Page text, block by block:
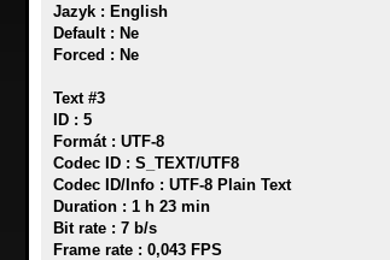
Jazyk : English
Default : Ne
Forced : Ne
Text #3
ID : 5
Formát : UTF-8
Codec ID : S_TEXT/UTF8
Codec ID/Info : UTF-8 Plain Text
Duration : 1 h 23 min
Bit rate : 7 b/s
Frame rate : 0,043 FPS